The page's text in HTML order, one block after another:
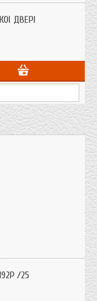
ДВЕРІ
16 мм.
/25